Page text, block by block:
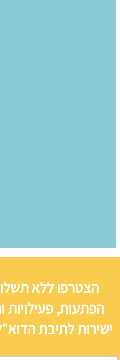
הצטרפו ללא
הפתעות, פעילויות
ישירות לתיבת